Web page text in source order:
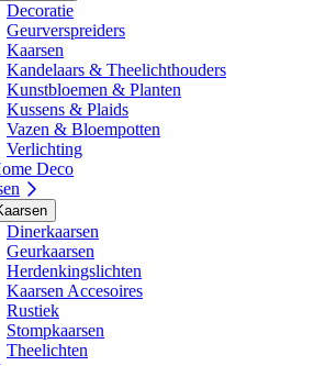
Decoratie
Geurverspreiders
Kaarsen
Kandelaars & Theelichthouders
Kunstbloemen & Planten
Kussens & Plaids
Vazen & Bloempotten
Verlichting
Deco
Dinerkaarsen
Geurkaarsen
Herdenkingslichten
Kaarsen Accesoires
Rustiek
Stompkaarsen
Theelichten